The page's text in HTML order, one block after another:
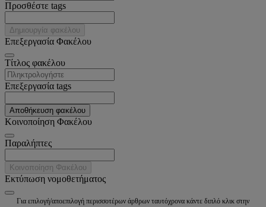
Προσθέστε tags
Δημιουργία φακέλου
Επεξεργασία Φακέλου
Tίτλος φακέλου
Επεξεργασία tags
Αποθήκευση φακέλου
Κοινοποίηση Φακέλου
Παραλήπτες
Κοινοποίηση Φακέλου
Εκτύπωση νομοθετήματος
Για επιλογή/αποεπιλογή περισσοτέρων άρθρων ταυτόχρονα κάντε διπλό κλικ στην